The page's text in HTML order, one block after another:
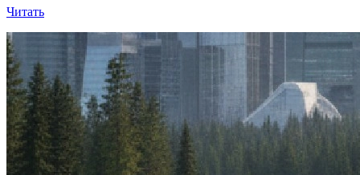
Читать